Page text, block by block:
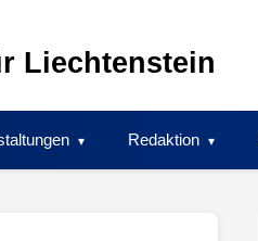
Liechtenstein
Redaktion